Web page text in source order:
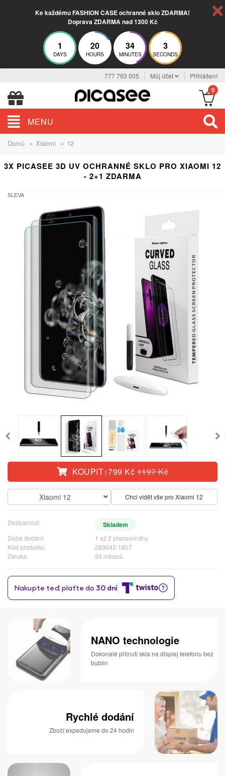
Ke každému FASHION CASE ochranné sklo ZDARMA!
Doprava ZDARMA nad 1300 Kč
1
DAYS
20
HOURS
34
MINUTES
2
SECONDS
777 793 005 Můj účet Přihlášení
0
MENU
Domů » Xiaomi » 12
3X PICASEE 3D UV OCHRANNÉ SKLO PRO XIAOMI 12
- 2+1 ZDARMA
SLEVA
KOUPIT | 799 Kč1197 Kč
Xiaomi 12 Chci vidět vše pro Xiaomi 12
Dostupnost: Skladem
Doba dodání:
1 až 2 pracovní dny
Kód produktu:
289042-1807
Záruka:
24 měsíců
NANO technologie
Dokonalé přilnutí skla na displej telefonu bez
bublin
Rychlé dodání
Zboží expedujeme do 24 hodin